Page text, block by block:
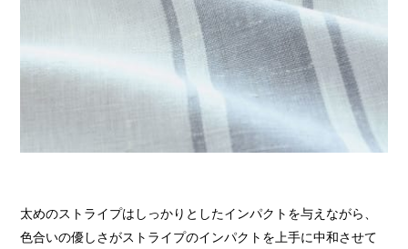
太めのストライプはしっかりとしたインパクトを与えながら、
色合いの優しさがストライプのインパクトを上手に中和させて